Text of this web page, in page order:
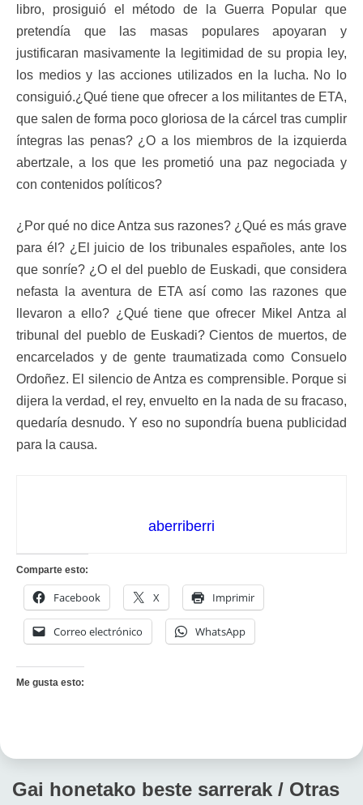
libro, prosiguió el método de la Guerra Popular que
pretendía que las masas populares apoyaran y
justificaran masivamente la legitimidad de su propia ley,
los medios y las acciones utilizados en la lucha. No lo
consiguió.¿Qué tiene que ofrecer a los militantes de ETA,
que salen de forma poco gloriosa de la cárcel tras cumplir
íntegras las penas? ¿O a los miembros de la izquierda
abertzale, a los que les prometió una paz negociada y
con contenidos políticos?
¿Por qué no dice Antza sus razones? ¿Qué es más grave
para él? ¿El juicio de los tribunales españoles, ante los
que sonríe? ¿O el del pueblo de Euskadi, que considera
nefasta la aventura de ETA así como las razones que
llevaron a ello? ¿Qué tiene que ofrecer Mikel Antza al
tribunal del pueblo de Euskadi? Cientos de muertos, de
encarcelados y de gente traumatizada como Consuelo
Ordoñez. El silencio de Antza es comprensible. Porque si
dijera la verdad, el rey, envuelto en la nada de su fracaso,
quedaría desnudo. Y eso no supondría buena publicidad
para la causa.
aberriberri
Comparte esto:
Facebook X Imprimir
Correo electrónico WhatsApp
Me gusta esto:
Gai honetako beste sarrerak / Otras